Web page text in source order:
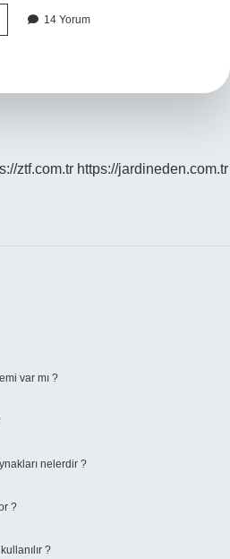
14 Yorum
ztf.com.tr https://jardineden.com.tr
var mı ?
nelerdir ?
?
?